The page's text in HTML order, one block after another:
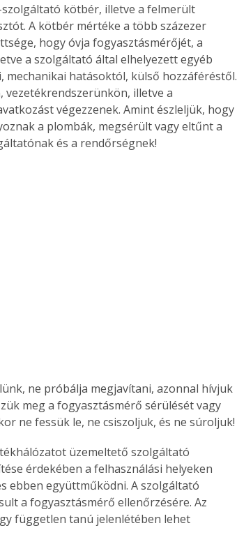
itt!
szolgáltató kötbér, illetve a felmerült
A kötbér mértéke a több százezer
hogy óvja fogyasztásmérőjét, a
a szolgáltató által elhelyezett egyéb
mechanikai hatásoktól, külső hozzáféréstől.
vezetékrendszerünkön, illetve a
végezzenek. Amint észleljük, hogy
a plombák, megsérült vagy eltűnt a
és a rendőrségnek!
ne próbálja megjavítani, azonnal hívjuk
meg a fogyasztásmérő sérülését vagy
ne fessük le, ne csiszoljuk, és ne súroljuk!
üzemeltető szolgáltató
érdekében a felhasználási helyeken
ebben együttműködni. A szolgáltató
a fogyasztásmérő ellenőrzésére. Az
független tanú jelenlétében lehet